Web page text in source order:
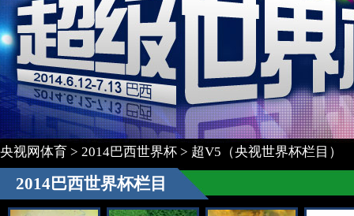
央视网体育 > 2014巴西世界杯 > 超V5（央视世界杯栏目）
2014巴西世界杯栏目